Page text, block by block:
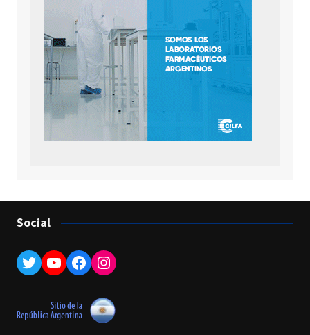
Social
Twitter
YouTube
Facebook
Instagram